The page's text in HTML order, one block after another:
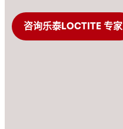
咨询乐泰LOCTITE 专家